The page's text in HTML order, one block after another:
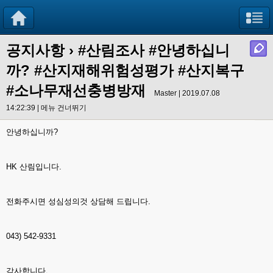
공지사항› #산림조사 #안녕하십니
까? #산지재해위험성평가 #산지복구
#소나무재선충병방재
Master | 2019.07.08
14:22:39 | 메뉴 건너뛰기
안녕하십니까?
HK 산림입니다.
전화주시면 성심성의것 상담해 드립니다.
043) 542-9331
감사합니다.